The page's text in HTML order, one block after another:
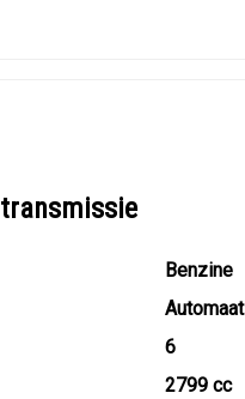
Benzine
Automaat
6
2799 cc